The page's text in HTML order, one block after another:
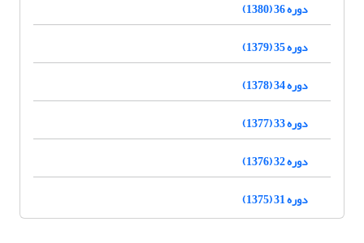
دوره 36 (1380)
دوره 35 (1379)
دوره 34 (1378)
دوره 33 (1377)
دوره 32 (1376)
دوره 31 (1375)